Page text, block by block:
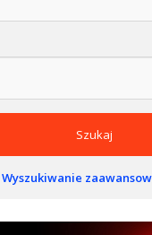
Szukaj
Wyszukiwanie